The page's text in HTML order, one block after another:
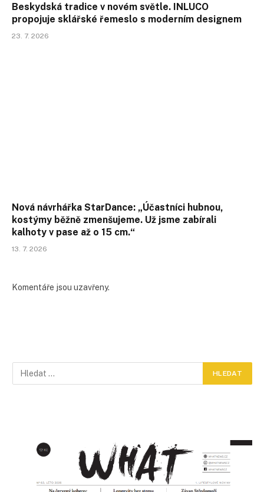
Beskydská tradice v novém světle. INLUCO
propojuje sklářské řemeslo s moderním designem
23. 7. 2026
Nová návrhářka StarDance: „Účastníci hubnou,
kostýmy běžně zmenšujeme. Už jsme zabírali
kalhoty v pase až o 15 cm.“
13. 7. 2026
Komentáře jsou uzavřeny.